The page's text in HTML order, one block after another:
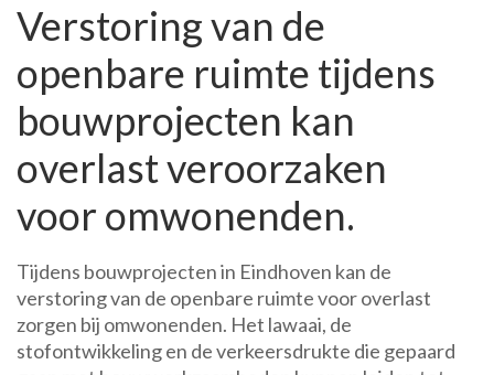
Verstoring van de
openbare ruimte tijdens
bouwprojecten kan
overlast veroorzaken
voor omwonenden.
Tijdens bouwprojecten in Eindhoven kan de
verstoring van de openbare ruimte voor overlast
zorgen bij omwonenden. Het lawaai, de
stofontwikkeling en de verkeersdrukte die gepaard